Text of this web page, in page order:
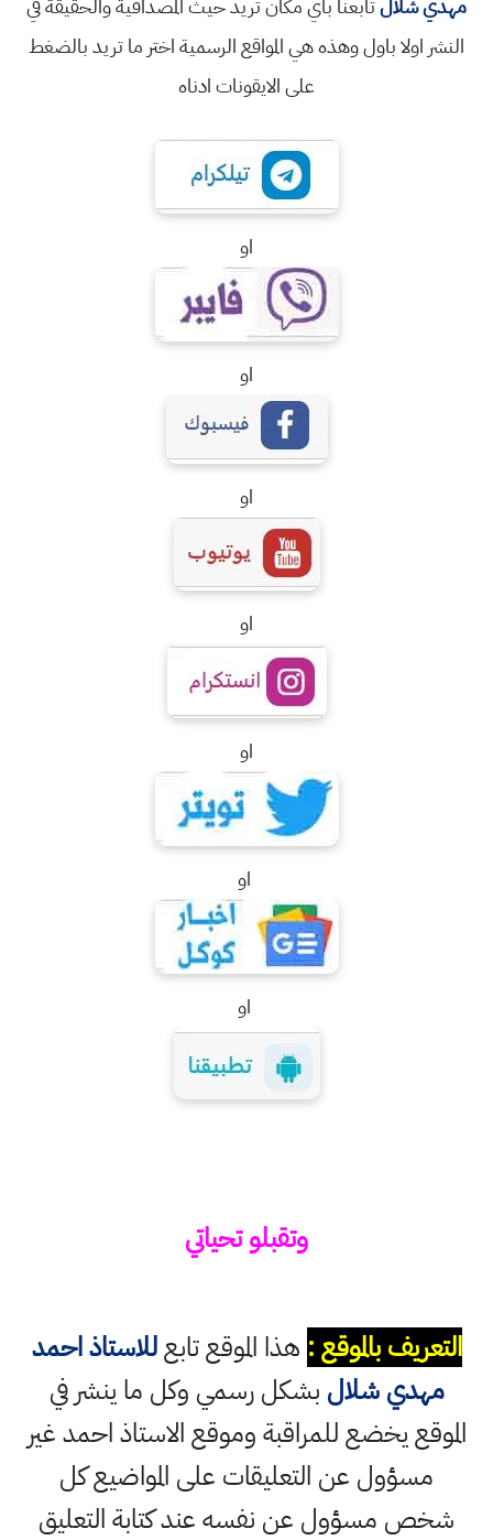
النشر اولا باول وهذه هي المواقع الرسمية اختر ما تريد بالضغط
على الايقونات ادناه
او
او
او
او
او
او
او
وتقبلو تحياتي
التعريف بالموقع : هذا الموقع تابعللاستاذ احمد
مهدي شلال بشكل رسمي وكل ما ينشر في
الموقع يخضع للمراقبة وموقع الاستاذ احمد غير
مسؤول عن التعليقات على المواضيع كل
شخص مسؤول عن نفسه عند كتابة التعليق